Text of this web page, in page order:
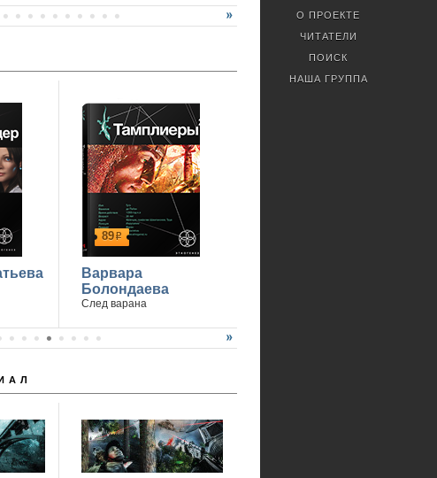
89р
Варвара
Болондаева
След варана
О ПРОЕКТЕ
ЧИТАТЕЛИ
ПОИСК
НАША ГРУППА